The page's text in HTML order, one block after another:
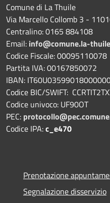
Comune di La Thuile
Via Marcello Collomb 3 -
Centralino: 0165 884108
Email: info@comune.la-
Codice Fiscale: 00095110078
Partita IVA: 00167850072
IBAN:
Codice BIC/SWIFT:
Codice univoco: UF90OT
PEC:
Codice IPA:c_e470
Prenotazione
Segnalazione disservizio